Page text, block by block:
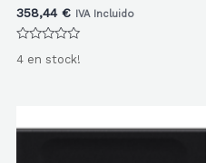
358,44 € IVA Incluido
con
4 en stock!